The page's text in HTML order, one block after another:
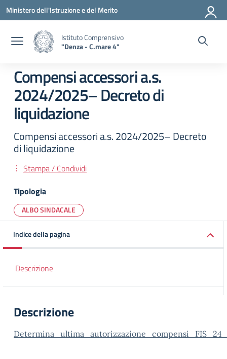
Vai ai contenuti
Vai al menu di navigazione
Vai al footer
Ministero dell'Istruzione e del Merito
Istituto Comprensivo
"Denza - C.mare 4"
Compensi accessori a.s.
2024/2025– Decreto di
liquidazione
Compensi accessori a.s. 2024/2025– Decreto
di liquidazione
Stampa / Condividi
Tipologia
ALBO SINDACALE
Indice della pagina
Descrizione
Descrizione